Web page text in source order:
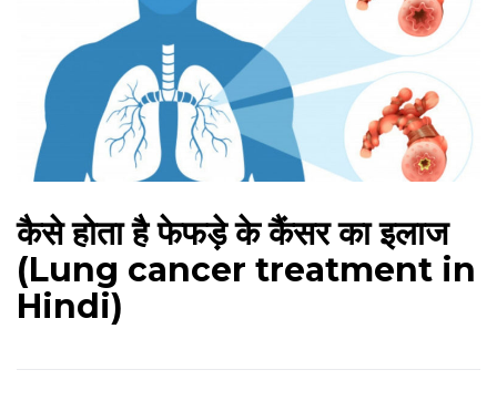
कैसे होता है फेफड़े के कैंसर का इलाज
(Lung cancer treatment in
Hindi)